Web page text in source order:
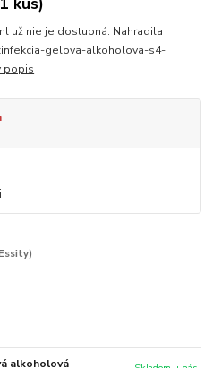
už nie je dostupná. Nahradila
gelova-alkoholova-s4-
popis
alkoholová